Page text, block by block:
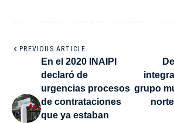
PREVIOUS ARTICLE
En el 2020 INAIPI
declaró de
urgencias procesos
de contrataciones
que ya estaban
grupo